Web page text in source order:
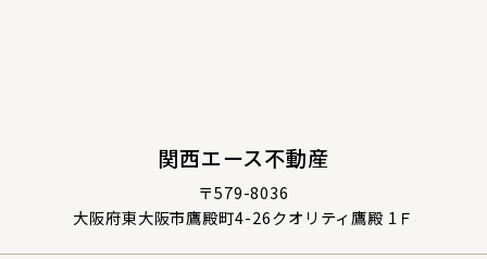
関西エース不動産
〒579-8036
大阪府東大阪市鷹殿町4-26クオリティ鷹殿 1Ｆ